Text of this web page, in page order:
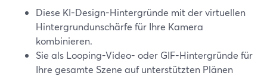
Diese KI-Design-Hintergründe mit der virtuellen
Hintergrundunschärfe für Ihre Kamera
kombinieren.
Sie als Looping-Video- oder GIF-Hintergründe für
Ihre gesamte Szene auf unterstützten Plänen